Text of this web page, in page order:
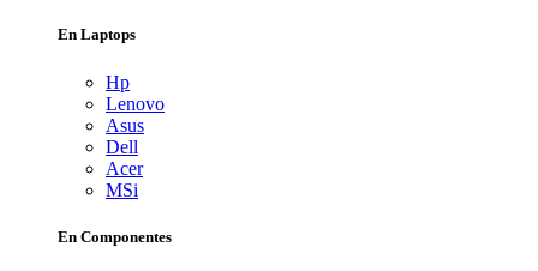
En Laptops
Hp
Lenovo
Asus
Dell
Acer
MSi
En Componentes